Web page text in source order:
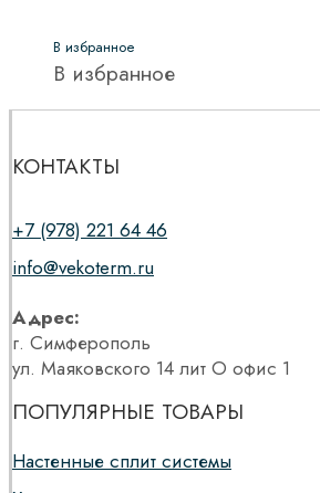
В избранное
В избранное
КОНТАКТЫ
+7 (978) 221 64 46
info@vekoterm.ru
Адрес:
г. Симферополь
ул. Маяковского 14 лит О офис 1
ПОПУЛЯРНЫЕ ТОВАРЫ
Настенные сплит системы